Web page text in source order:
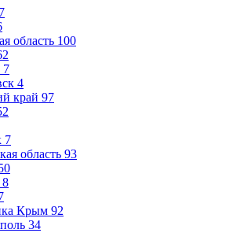
7
область 100
7
4
край 97
7
область 93
8
Крым 92
34